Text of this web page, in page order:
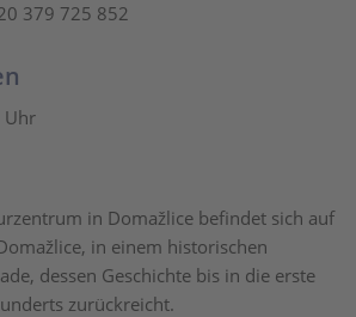
in Domažlice befindet sich auf
in einem historischen
dessen Geschichte bis in die erste
zurückreicht.
379 725 852
Uhr